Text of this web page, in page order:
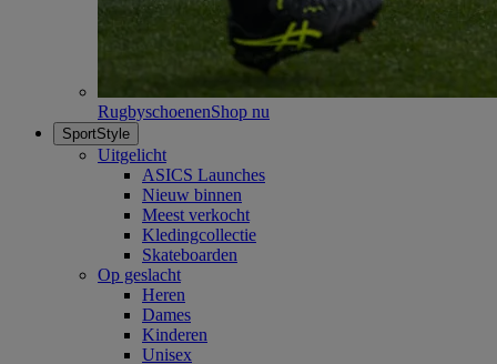
RugbyschoenenShop nu
SportStyle
Uitgelicht
ASICS Launches
Nieuw binnen
Meest verkocht
Kledingcollectie
Skateboarden
Op geslacht
Heren
Dames
Kinderen
Unisex